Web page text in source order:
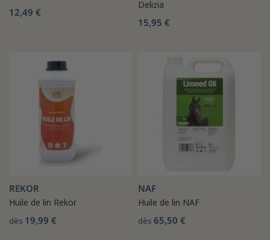
12,49 €
Delizia
15,95 €
REKOR
Huile de lin Rekor
dès 19,99 €
NAF
Huile de lin NAF
dès 65,50 €